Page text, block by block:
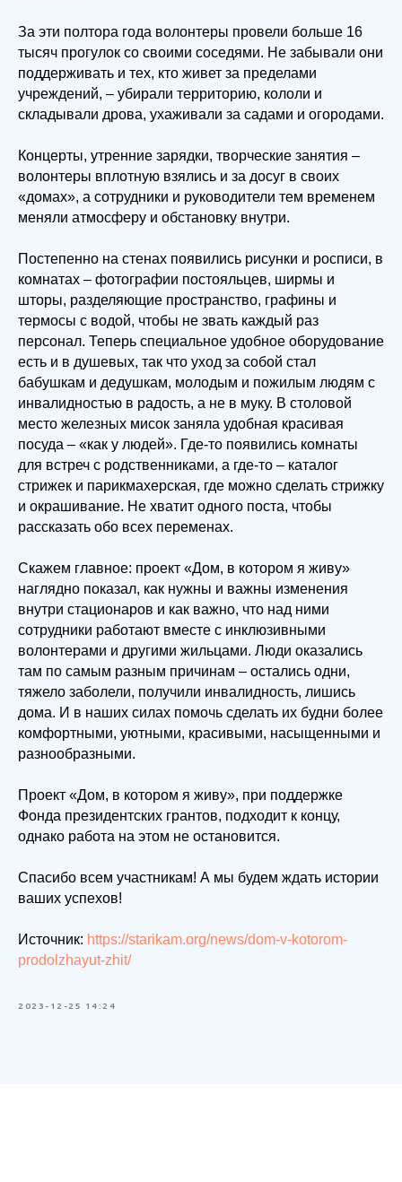
За эти полтора года волонтеры провели больше 16
тысяч прогулок со своими соседями. Не забывали они
поддерживать и тех, кто живет за пределами
учреждений, – убирали территорию, кололи и
складывали дрова, ухаживали за садами и огородами.
Концерты, утренние зарядки, творческие занятия –
волонтеры вплотную взялись и за досуг в своих
«домах», а сотрудники и руководители тем временем
меняли атмосферу и обстановку внутри.
Постепенно на стенах появились рисунки и росписи, в
комнатах – фотографии постояльцев, ширмы и
шторы, разделяющие пространство, графины и
термосы с водой, чтобы не звать каждый раз
персонал. Теперь специальное удобное оборудование
есть и в душевых, так что уход за собой стал
бабушкам и дедушкам, молодым и пожилым людям с
инвалидностью в радость, а не в муку. В столовой
место железных мисок заняла удобная красивая
посуда – «как у людей». Где-то появились комнаты
для встреч с родственниками, а где-то – каталог
стрижек и парикмахерская, где можно сделать стрижку
и окрашивание. Не хватит одного поста, чтобы
рассказать обо всех переменах.
Скажем главное: проект «Дом, в котором я живу»
наглядно показал, как нужны и важны изменения
внутри стационаров и как важно, что над ними
сотрудники работают вместе с инклюзивными
волонтерами и другими жильцами. Люди оказались
там по самым разным причинам – остались одни,
тяжело заболели, получили инвалидность, лишись
дома. И в наших силах помочь сделать их будни более
комфортными, уютными, красивыми, насыщенными и
разнообразными.
Проект «Дом, в котором я живу», при поддержке
Фонда президентских грантов, подходит к концу,
однако работа на этом не остановится.
Спасибо всем участникам! А мы будем ждать истории
ваших успехов!
Источник: https://starikam.org/news/dom-v-kotorom-
prodolzhayut-zhit/
2023-12-25 14:24